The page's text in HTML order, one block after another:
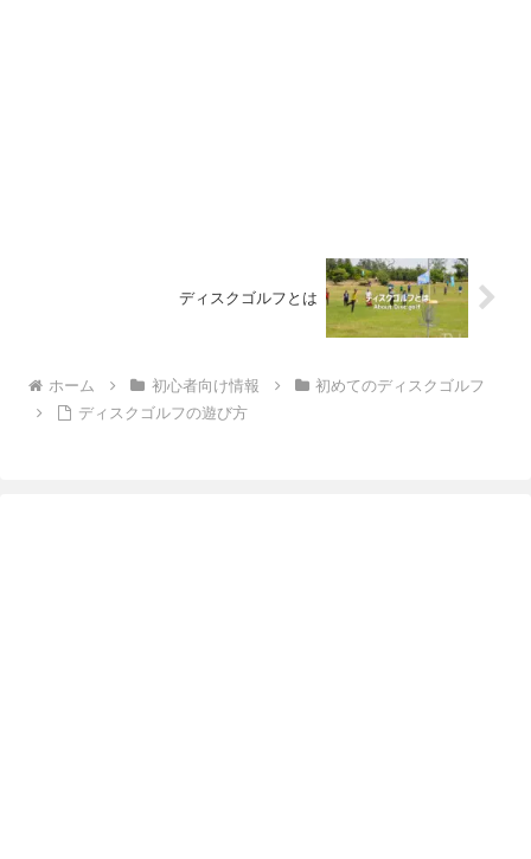
ディスクゴルフとは
ホーム 初心者向け情報
初めてのディスクゴルフ
ディスクゴルフの遊び方